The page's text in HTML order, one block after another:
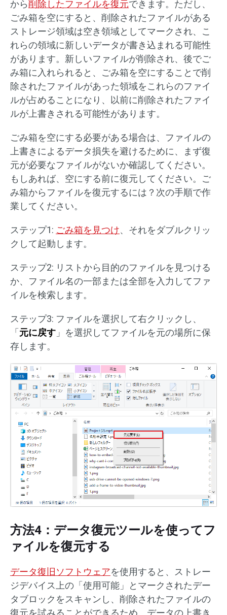
から削除したファイルを復元できます。ただし、
ごみ箱を空にすると、削除されたファイルがある
ストレージ領域は空き領域としてマークされ、こ
れらの領域に新しいデータが書き込まれる可能性
があります。新しいファイルが削除され、後でご
み箱に入れられると、ごみ箱を空にすることで削
除されたファイルがあった領域をこれらのファイ
ルが占めることになり、以前に削除されたファイ
ルが上書きされる可能性があります。
ごみ箱を空にする必要がある場合は、ファイルの
上書きによるデータ損失を避けるために、まず復
元が必要なファイルがないか確認してください。
もしあれば、空にする前に復元してください。ご
み箱からファイルを復元するには？次の手順で作
業してください。
ステップ1: ごみ箱を見つけ、それをダブルクリッ
クして起動します。
ステップ2: リストから目的のファイルを見つける
か、ファイル名の一部または全部を入力してファ
イルを検索します。
ステップ3: ファイルを選択して右クリックし、
「元に戻す 」を選択してファイルを元の場所に保
存します。
方法4：データ復元ツールを使ってフ
ァイルを復元する
データ復旧ソフトウェアを使用すると、ストレー
ジデバイス上の「使用可能」とマークされたデー
タブロックをスキャンし、削除されたファイルの
復元を試みることができるため、データの上書き